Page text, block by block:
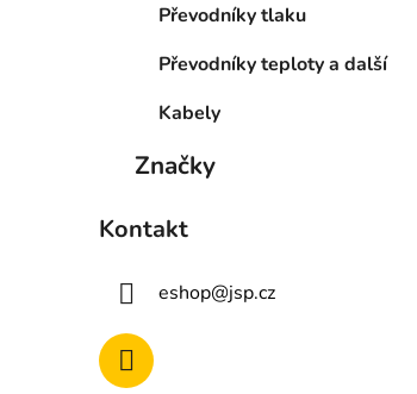
Převodníky tlaku
Převodníky teploty a další
Kabely
Značky
Kontakt
eshop@jsp.cz